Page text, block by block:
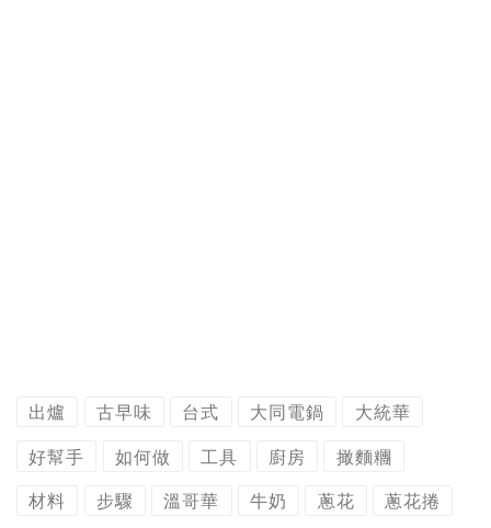
出爐 古早味 台式 大同電鍋 大統華
好幫手 如何做 工具 廚房 撖麵糰
材料 步驟 溫哥華 牛奶 蔥花 蔥花捲